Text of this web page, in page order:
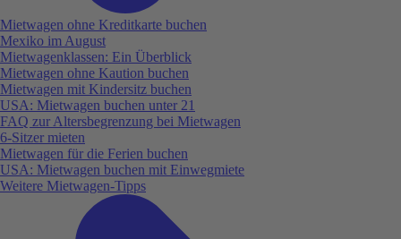
Mietwagen ohne Kreditkarte buchen
Mexiko im August
Mietwagenklassen: Ein Überblick
Mietwagen ohne Kaution buchen
Mietwagen mit Kindersitz buchen
USA: Mietwagen buchen unter 21
FAQ zur Altersbegrenzung bei Mietwagen
6-Sitzer mieten
Mietwagen für die Ferien buchen
USA: Mietwagen buchen mit Einwegmiete
Weitere Mietwagen-Tipps